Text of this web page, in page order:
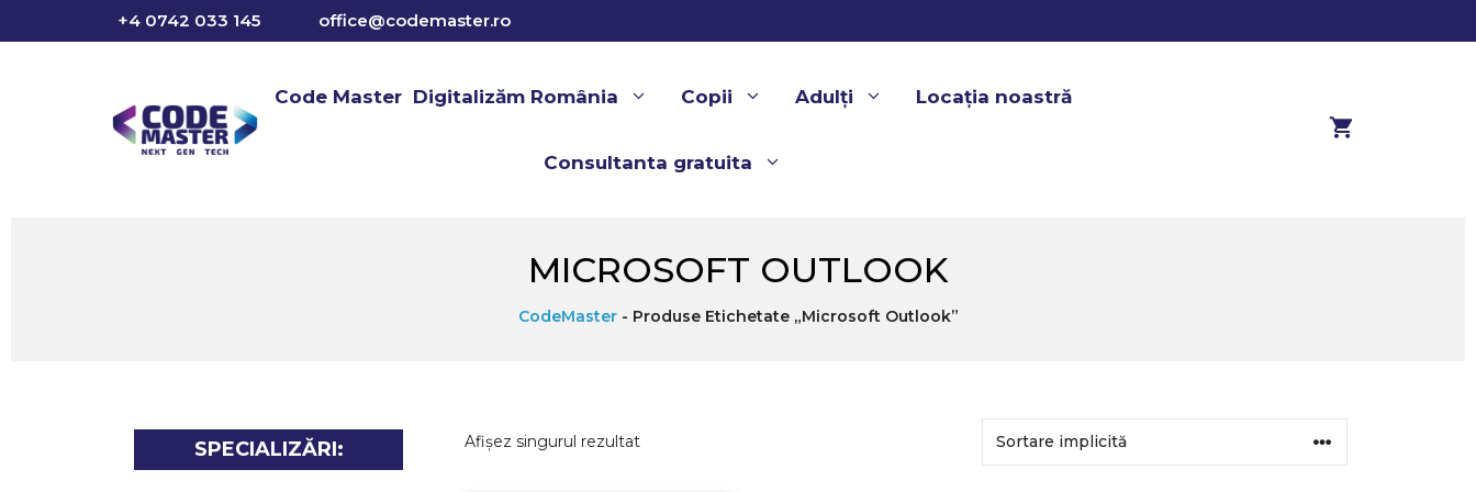
la
+4 0742 033 145 office@codemaster.ro
Code Master Digitalizăm România Copii Adulți Locația noastră
Consultanta gratuita
MICROSOFT OUTLOOK
CodeMaster- Produse Etichetate „Microsoft Outlook”
Afișez singurul rezultat
SPECIALIZĂRI: